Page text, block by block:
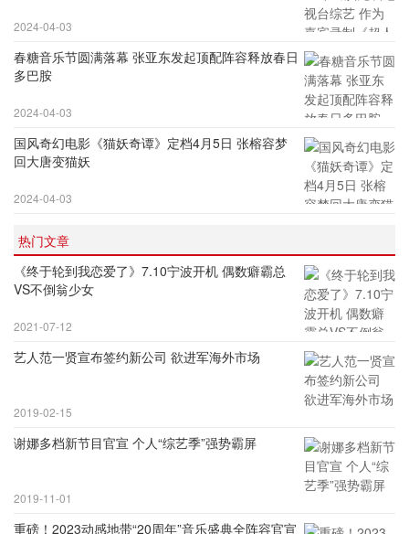
2024-04-03
春糖音乐节圆满落幕 张亚东发起顶配阵容释放春日
多巴胺
2024-04-03
国风奇幻电影《猫妖奇谭》定档4月5日 张榕容梦
回大唐变猫妖
2024-04-03
热门文章
《终于轮到我恋爱了》7.10宁波开机 偶数癖霸总
VS不倒翁少女
2021-07-12
艺人范一贤宣布签约新公司 欲进军海外市场
2019-02-15
谢娜多档新节目官宣 个人“综艺季”强势霸屏
2019-11-01
重磅！2023动感地带“20周年”音乐盛典全阵容官宣